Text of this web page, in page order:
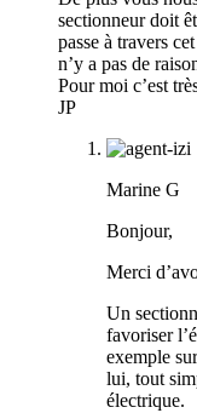
sectionneur doit
passe à travers
n’y a pas de
Pour moi c’est
JP
Marine G
Bonjour,
Merci
Un
favoriser
exemple
lui, tout
électrique.